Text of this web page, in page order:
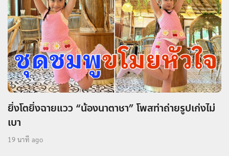
ยิ่งโตยิ่งฉายแวว “น้องนาตาชา” โพสท่าถ่ายรูปเก่งไม่
เบา
19 นาที ago